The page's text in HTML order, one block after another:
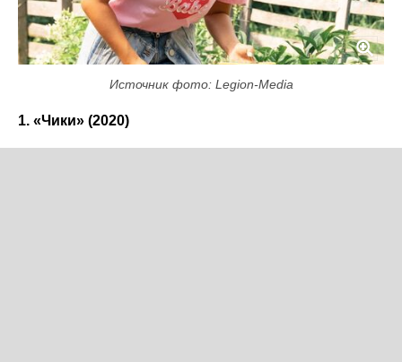
Источник фото: Legion-Media
1. «Чики» (2020)